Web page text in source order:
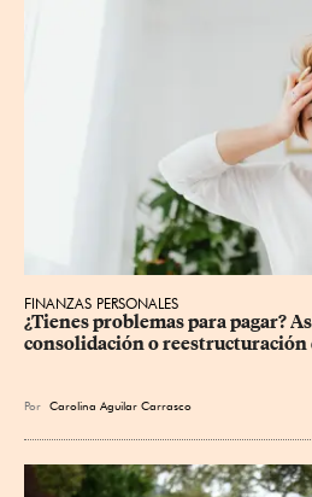
FINANZAS PERSONALES
¿Tienes problemas para pagar?
consolidación o reestructuración
Por Carolina Aguilar Carrasco